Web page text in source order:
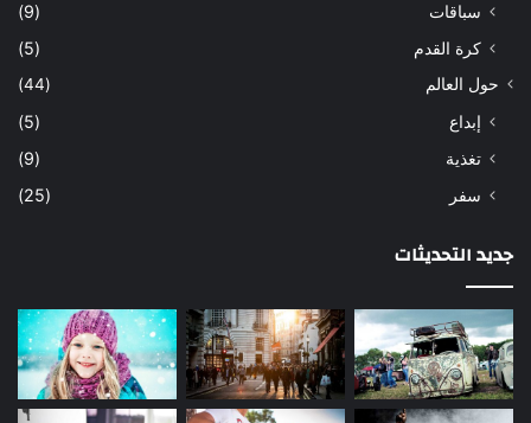
سباقات
(9)
كرة القدم
(5)
حول العالم (44)
إبداع
(5)
تغذية
(9)
سفر
(25)
جديد التحديثات